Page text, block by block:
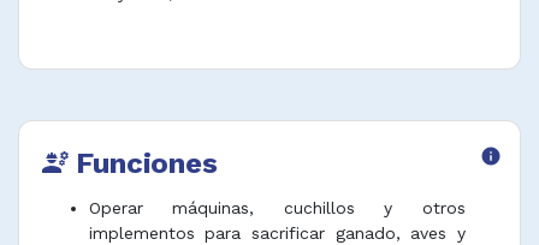
engineering Funciones info
Operar máquinas, cuchillos y otros
implementos para sacrificar ganado, aves y